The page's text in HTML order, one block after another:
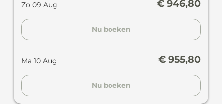
Zo 09 Aug € 946,80
Nu boeken
Ma 10 Aug € 955,80
Nu boeken